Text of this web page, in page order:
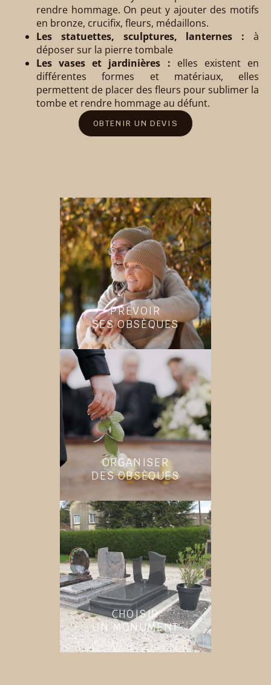
rendre hommage. On peut y ajouter des motifs
en bronze, crucifix, fleurs, médaillons.
Les statuettes, sculptures, lanternes : à
déposer sur la pierre tombale
Les vases et jardinières : elles existent en
différentes formes et matériaux, elles
permettent de placer des fleurs pour sublimer la
tombe et rendre hommage au défunt.
OBTENIR UN DEVIS
PRÉVOIR
SES OBSÈQUES
ORGANISER
DES OBSÈQUES
CHOISIR
UN MONUMENT